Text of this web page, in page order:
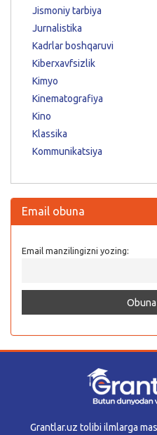
Jismoniy tarbiya
Jurnalistika
Kadrlar boshqaruvi
Kiberxavfsizlik
Kimyo
Kinematografiya
Kino
Klassika
Kommunikatsiya
Email obuna
Email manzilingizni yozing:
Grantlar.uz tolibi ilmlarga